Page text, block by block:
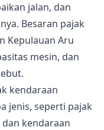
jalan, dan
Besaran pajak
Kepulauan Aru
mesin, dan
kendaraan
jenis, seperti pajak
kendaraan